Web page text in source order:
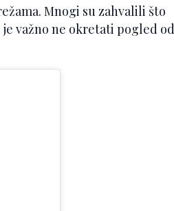
Mnogi su zahvalili što
važno ne okretati pogled od